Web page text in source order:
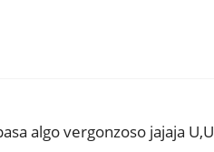
algo vergonzoso jajaja U,U